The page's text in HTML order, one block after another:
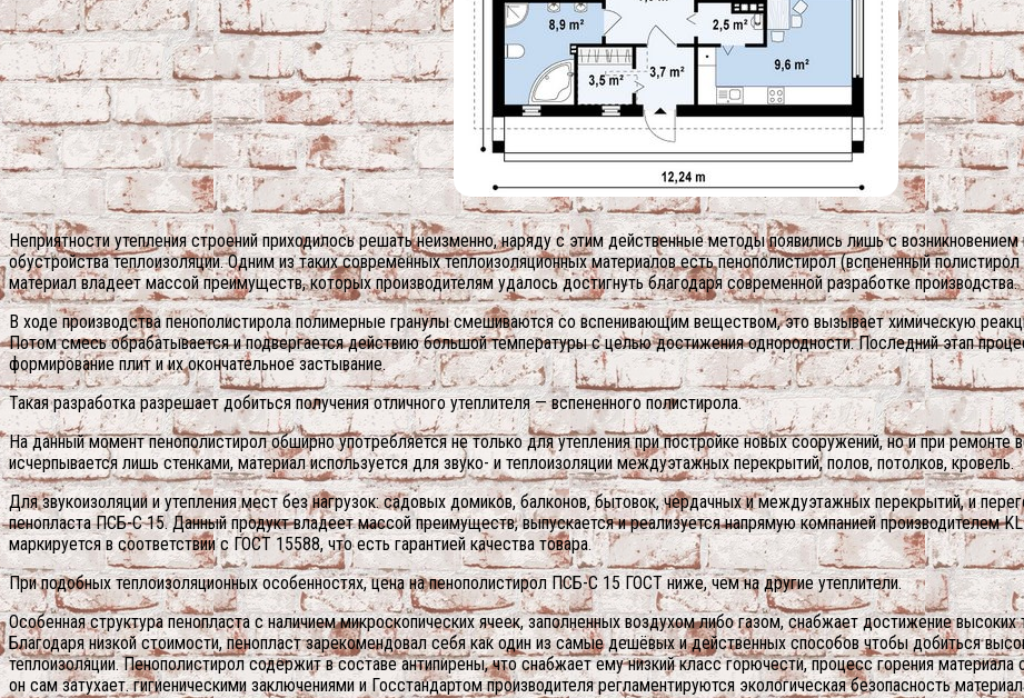
Неприятности утепления строений приходилось решать неизменно, наряду с этим действенные методы появились лишь с
обустройства теплоизоляции. Одним из таких современных теплоизоляционных материалов есть пенополистирол (вспененный
материал владеет массой преимуществ, которых производителям удалось достигнуть благодаря современной разработке производства.
В ходе производства пенополистирола полимерные гранулы смешиваются со вспенивающим веществом, это вызывает химическую
Потом смесь обрабатывается и подвергается действию большой температуры с целью достижения однородности. Последний этап
формирование плит и их окончательное застывание.
Такая разработка разрешает добиться получения отличного утеплителя — вспененного полистирола.
На данный момент пенополистирол обширно употребляется не только для утепления при постройке новых сооружений, но и при ремонте
исчерпывается лишь стенками, материал используется для звуко- и теплоизоляции междуэтажных перекрытий, полов, потолков, кровель.
Для звукоизоляции и утепления мест без нагрузок: садовых домиков, балконов, бытовок, чердачных и междуэтажных перекрытий, и
пенопласта ПСБ-С 15. Данный продукт владеет массой преимуществ, выпускается и реализуется напрямую компанией производителем
маркируется в соответствии с ГОСТ 15588, что есть гарантией качества товара.
При подобных теплоизоляционных особенностях, цена на пенополистирол ПСБ-С 15 ГОСТ ниже, чем на другие утеплители.
Особенная структура пенопласта с наличием микроскопических ячеек, заполненных воздухом либо газом, снабжает достижение высоких
Благодаря низкой стоимости, пенопласт зарекомендовал себя как один из самые дешёвых и действенных способов чтобы добиться
теплоизоляции. Пенополистирол содержит в составе антипирены, что снабжает ему низкий класс горючести, процесс горения
он сам затухает. гигиеническими заключениями и Госстандартом производителя регламентируются экологическая безопасность